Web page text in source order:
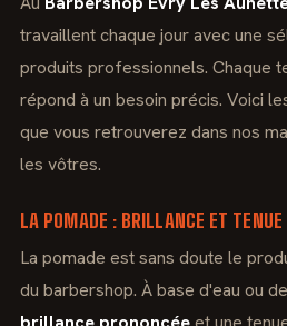
travaillent chaque jour avec une
produits professionnels. Chaque
répond à un besoin précis. Voici
que vous retrouverez dans nos
les vôtres.
LA POMADE : BRILLANCE ET TENUE
La pomade est sans doute le
du barbershop. À base d'eau ou